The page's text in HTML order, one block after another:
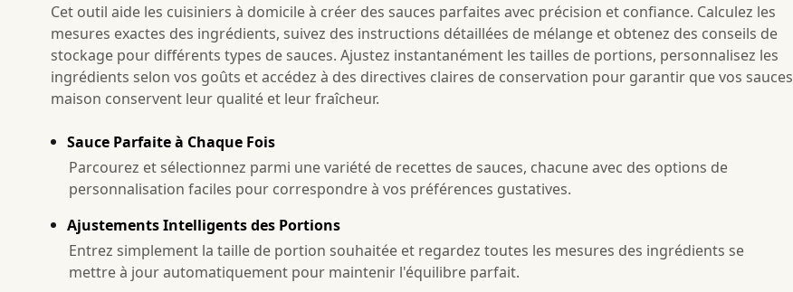
Cet outil aide les cuisiniers à domicile à créer des sauces parfaites avec précision et confiance. Calculez les
mesures exactes des ingrédients, suivez des instructions détaillées de mélange et obtenez des conseils de
stockage pour différents types de sauces. Ajustez instantanément les tailles de portions, personnalisez les
ingrédients selon vos goûts et accédez à des directives claires de conservation pour garantir que vos sauces
maison conservent leur qualité et leur fraîcheur.
Sauce Parfaite à Chaque Fois
Parcourez et sélectionnez parmi une variété de recettes de sauces, chacune avec des options de
personnalisation faciles pour correspondre à vos préférences gustatives.
Ajustements Intelligents des Portions
Entrez simplement la taille de portion souhaitée et regardez toutes les mesures des ingrédients se
mettre à jour automatiquement pour maintenir l'équilibre parfait.